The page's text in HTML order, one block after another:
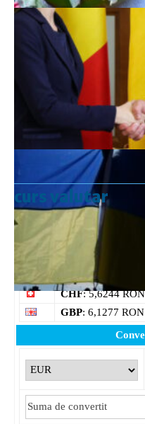
curs valutar
Curs
: 4,5584 RON
CHF: 5,6244 RON
GBP: 6,1277 RON